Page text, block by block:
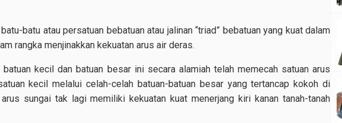
batu atau persatuan bebatuan atau jalinan “triad” bebatuan yang kuat dalam
rangka menjinakkan kekuatan arus air deras.
kecil dan batuan besar ini secara alamiah telah memecah satuan arus
kecil melalui celah-celah batuan-batuan besar yang tertancap kokoh di
sungai tak lagi memiliki kekuatan kuat menerjang kiri kanan tanah-tanah